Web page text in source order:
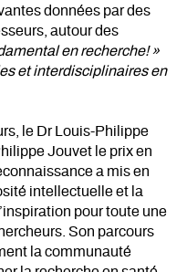
données par des
autour des
en recherche! »
et interdisciplinaires en
le Dr Louis-Philippe
Jouvet le prix en
a mis en
intellectuelle et la
pour toute une
Son parcours
la communauté